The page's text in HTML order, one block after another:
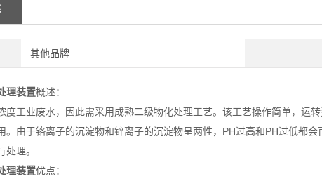
其他品牌
理装置概述：
度工业废水，因此需采用成熟二级物化处理工艺。该工艺操作简单，运
。由于铬离子的沉淀物和锌离子的沉淀物呈两性，PH过高和PH过低都
处理。
理装置优点：